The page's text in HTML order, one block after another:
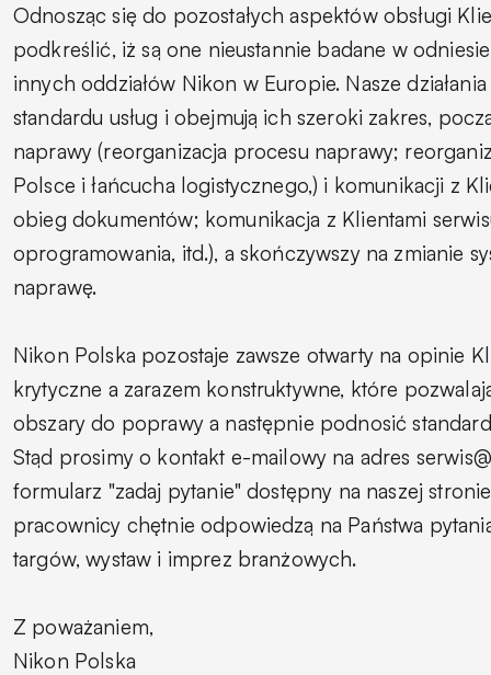
Odnosząc się do pozostałych aspektów obsługi
podkreślić, iż są one nieustannie badane w
innych oddziałów Nikon w Europie. Nasze
standardu usług i obejmują ich szeroki zakres,
naprawy (reorganizacja procesu naprawy;
Polsce i łańcucha logistycznego,) i komunikacji z
obieg dokumentów; komunikacja z Klientami
oprogramowania, itd.), a skończywszy na zmianie
naprawę.
Nikon Polska pozostaje zawsze otwarty na opinie
krytyczne a zarazem konstruktywne, które
obszary do poprawy a następnie podnosić
Stąd prosimy o kontakt e-mailowy na adres
formularz "zadaj pytanie" dostępny na naszej
pracownicy chętnie odpowiedzą na Państwa
targów, wystaw i imprez branżowych.
Z poważaniem,
Nikon Polska